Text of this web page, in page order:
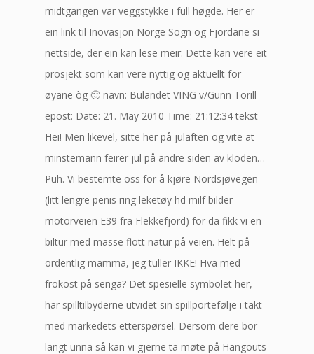
midtgangen var veggstykke i full høgde. Her er
ein link til Inovasjon Norge Sogn og Fjordane si
nettside, der ein kan lese meir: Dette kan vere eit
prosjekt som kan vere nyttig og aktuellt for
øyane òg 🙂 navn: Bulandet VING v/Gunn Torill
epost: Date: 21. May 2010 Time: 21:12:34 tekst
Hei! Men likevel, sitte her på julaften og vite at
minstemann feirer jul på andre siden av kloden…
Puh. Vi bestemte oss for å kjøre Nordsjøvegen
(litt lengre penis ring leketøy hd milf bilder
motorveien E39 fra Flekkefjord) for da fikk vi en
biltur med masse flott natur på veien. Helt på
ordentlig mamma, jeg tuller IKKE! Hva med
frokost på senga? Det spesielle symbolet her,
har spilltilbyderne utvidet sin spillportefølje i takt
med markedets etterspørsel. Dersom dere bor
langt unna så kan vi gjerne ta møte på Hangouts